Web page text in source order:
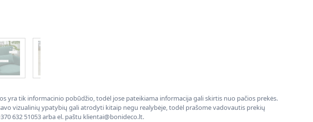
yra tik informacinio pobūdžio, todėl jose pateikiama informacija gali skirtis nuo pačios prekės.
vizualinių ypatybių gali atrodyti kitaip negu realybėje, todėl prašome vadovautis prekių
632 51053 arba el. paštu klientai@bonideco.lt.